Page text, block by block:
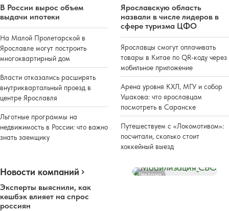
В России вырос объем
выдачи ипотеки
На Малой Пролетарской в
Ярославле могут построить
многоквартирный дом
Власти отказались расширять
внутриквартальный проезд в
центре Ярославля
Льготные программы на
недвижимость в России: что важно
знать заемщику
Ярославскую область
назвали в числе лидеров в
сфере туризма ЦФО
Ярославцы смогут оплачивать
товары в Китае по QR-коду через
мобильное приложение
Арена уровня КХЛ, МГУ и собор
Ушакова: что ярославцам
посмотреть в Саранске
Путешествуем с «Локомотивом»:
посчитали, сколько стоит
хоккейный выезд
Новости компаний
Эксперты выяснили, как
кешбэк влияет на спрос
россиян
Реклама